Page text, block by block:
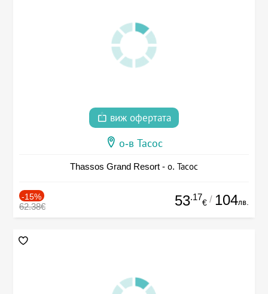
виж офертата
о-в Тасос
Thassos Grand Resort - о. Тасос
-15%
62.38€ 53.17
€ / 104лв.